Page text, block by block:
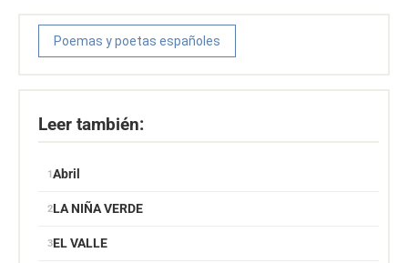
Poemas y poetas españoles
Leer también:
Abril
LA NIÑA VERDE
EL VALLE